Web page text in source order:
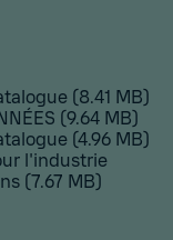
(8.41 MB)
(9.64 MB)
(4.96 MB)
l'industrie
(7.67 MB)